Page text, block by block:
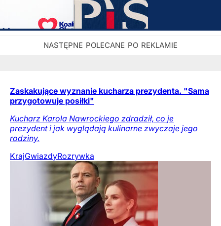
Zaskakujące wyznanie kucharza prezydenta. "Sama
przygotowuje posiłki"
Kucharz Karola Nawrockiego zdradził, co je
prezydent i jak wyglądają kulinarne zwyczaje jego
rodziny.
KrajGwiazdyRozrywka